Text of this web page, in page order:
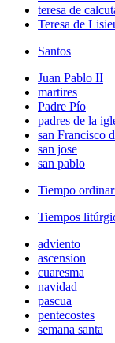
teresa de
Teresa de
Santos
Juan Pablo II
martires
Padre Pío
padres de la
san Francisco
san jose
san pablo
Tiempo
Tiempos
adviento
ascension
cuaresma
navidad
pascua
pentecostes
semana santa